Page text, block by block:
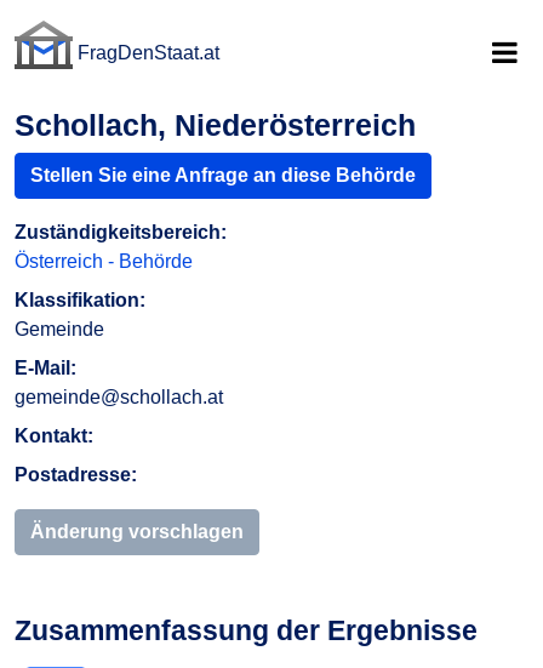
FragDenStaat.at
Schollach, Niederösterreich
Stellen Sie eine Anfrage an diese Behörde
Zuständigkeitsbereich:
Österreich - Behörde
Klassifikation:
Gemeinde
E-Mail:
gemeinde@schollach.at
Kontakt:
Postadresse:
Änderung vorschlagen
Zusammenfassung der Ergebnisse